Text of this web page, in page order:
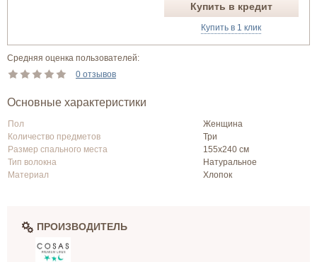
Купить в кредит
Купить в 1 клик
Средняя оценка пользователей:
0 отзывов
Основные характеристики
Пол
Женщина
Количество предметов
Три
Размер спального места
155х240 см
Тип волокна
Натуральное
Материал
Хлопок
ПРОИЗВОДИТЕЛЬ